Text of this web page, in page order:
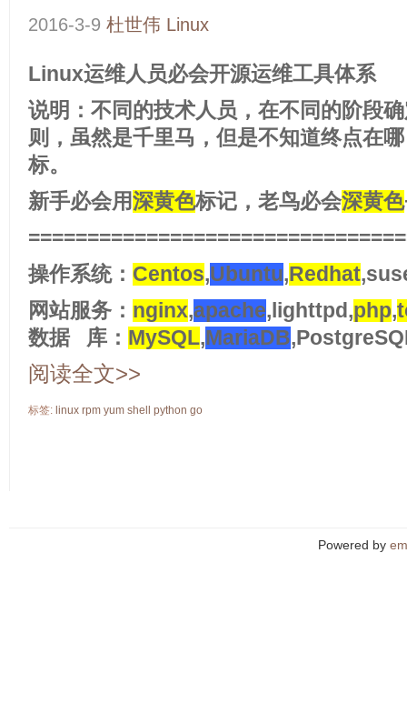
2016-3-9 杜世伟 Linux
Linux运维人员必会开源运维工具体系
说明：不同的技术人员，在不同的阶段
则，虽然是千里马，但是不知道终点在
标。
新手必会用深黄色标记，老鸟必会深黄色
操作系统： Centos,Ubuntu,Redhat
网站服务： nginx,apache,lighttpd,php,
数据 库： MySQL,MariaDB
阅读全文>>
标签: linux rpm yum shell python go
Powered by